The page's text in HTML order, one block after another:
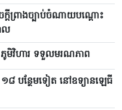
ក្តីព្រាងច្បាប់ចំណាយបណ្តោះ
ល
មិវិហារ ទទួលមរណភាព
៨ បន្ថែមទៀត នៅឧទ្យានឡេធី